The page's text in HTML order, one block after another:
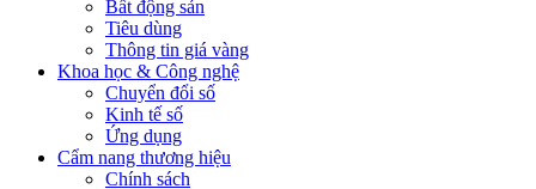
Bất động sản
Tiêu dùng
Thông tin giá vàng
Khoa học & Công nghệ
Chuyển đổi số
Kinh tế số
Ứng dụng
Cẩm nang thương hiệu
Chính sách